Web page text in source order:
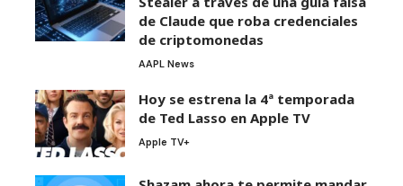
de Claude que roba credenciales
de criptomonedas
AAPL News
Hoy se estrena la 4ª temporada
de Ted Lasso en Apple TV
Apple TV+